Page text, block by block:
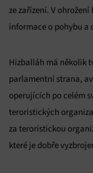
ze zařízení. V
informace o pohybu a
Hizballáh má několik
parlamentní strana,
operujících po celém
teroristických
za teroristickou
které je dobře